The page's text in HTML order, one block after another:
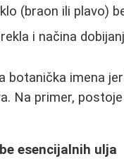
(braon ili plavo)
i načina
botanička imena
Na primer,
esencijalnih ulja